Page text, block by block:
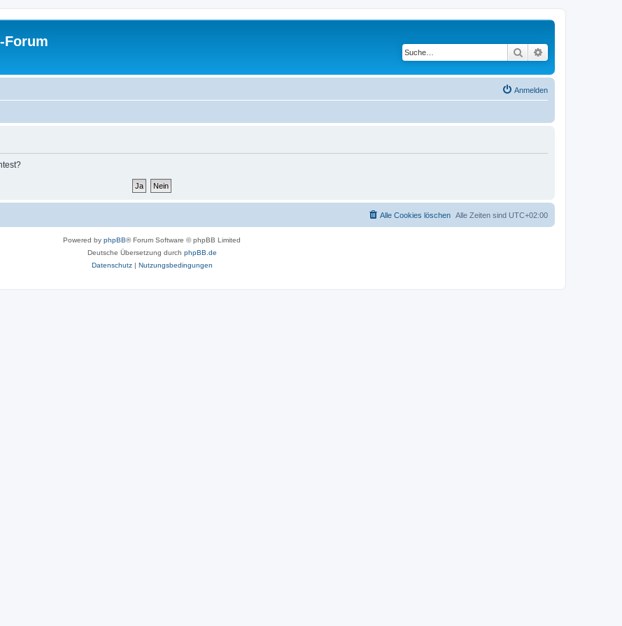
Forum
Suche
Anmelden
Alle Zeiten sind UTC+02:00
Alle Cookies löschen
Powered by phpBB® Forum Software © phpBB Limited
Deutsche Übersetzung durch phpBB.de
Datenschutz| Nutzungsbedingungen